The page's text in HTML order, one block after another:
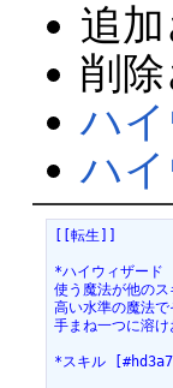
追
削
ハ
ハ
[[転生]]
*ハイウィザー
使う魔法が他の
高い水準の魔法
手まね一つに溶
*スキル